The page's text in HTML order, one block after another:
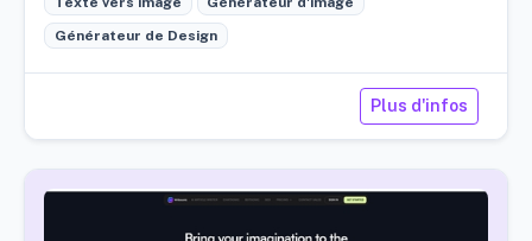
Générateur de Design
Plus d'infos